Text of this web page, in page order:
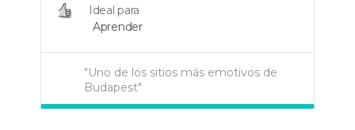
Ideal para
Aprender
"Uno de los sitios más emotivos de
Budapest"
"Visita obligada si estáis en
"Una obra de arte excepcional"